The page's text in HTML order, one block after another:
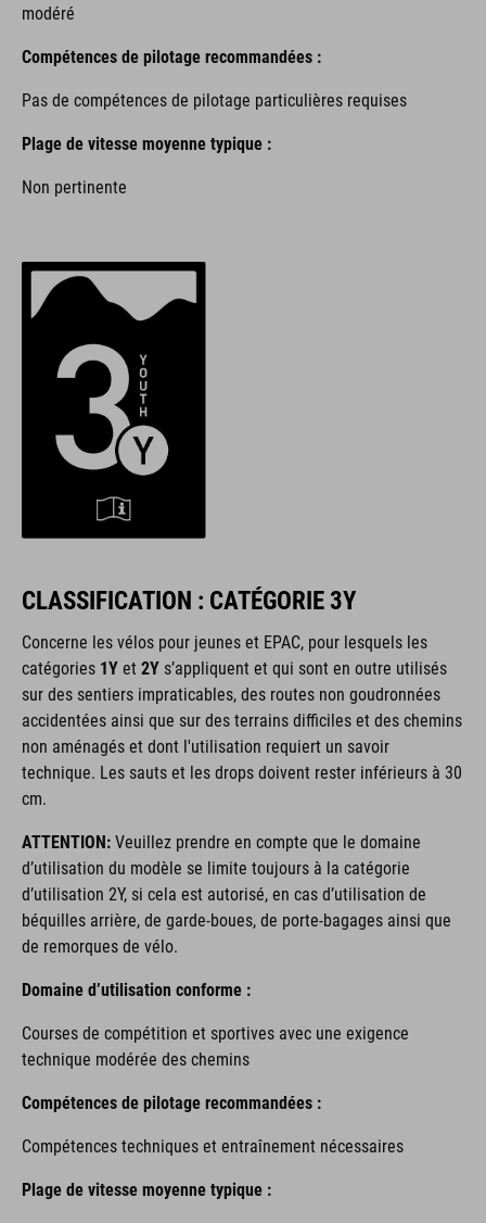
modéré
Compétences de pilotage recommandées :
Pas de compétences de pilotage particulières requises
Plage de vitesse moyenne typique :
Non pertinente
CLASSIFICATION : CATÉGORIE 3Y
Concerne les vélos pour jeunes et EPAC, pour lesquels les
catégories 1Y et 2Y s’appliquent et qui sont en outre utilisés
sur des sentiers impraticables, des routes non goudronnées
accidentées ainsi que sur des terrains difficiles et des chemins
non aménagés et dont l'utilisation requiert un savoir
technique. Les sauts et les drops doivent rester inférieurs à 30
cm.
ATTENTION: Veuillez prendre en compte que le domaine
d’utilisation du modèle se limite toujours à la catégorie
d’utilisation 2Y, si cela est autorisé, en cas d’utilisation de
béquilles arrière, de garde-boues, de porte-bagages ainsi que
de remorques de vélo.
Domaine d’utilisation conforme :
Courses de compétition et sportives avec une exigence
technique modérée des chemins
Compétences de pilotage recommandées :
Compétences techniques et entraînement nécessaires
Plage de vitesse moyenne typique :